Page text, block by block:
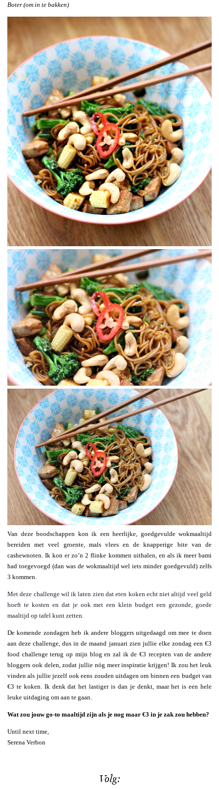
Boter (om in te bakken)
Van deze boodschappen kon ik een heerlijke, goedgevulde wokmaaltijd
bereiden met veel groente, mals vlees en de knapperige bite van de
cashewnoten. Ik kon er zo’n 2 flinke kommen uithalen, en als ik meer bami
had toegevoegd (dan was de wokmaaltijd wel iets minder goedgevuld) zelfs
3 kommen.
Met deze challenge wil ik laten zien dat eten koken echt niet altijd veel geld
hoeft te kosten en dat je ook met een klein budget een gezonde, goede
maaltijd op tafel kunt zetten.
De komende zondagen heb ik andere bloggers uitgedaagd om mee te doen
aan deze challenge, dus in de maand januari zien jullie elke zondag een €3
food challenge terug op mijn blog en zal ik de €3 recepten van de andere
bloggers ook delen, zodat jullie nóg meer inspiratie krijgen! Ik zou het leuk
vinden als jullie jezelf ook eens zouden uitdagen om binnen een budget van
€3 te koken. Ik denk dat het lastiger is dan je denkt, maar het is een hele
leuke uitdaging om aan te gaan.
Wat zou jouw go-to maaltijd zijn als je nog maar €3 in je zak zou hebben?
Until next time,
Serena Verbon
Volg: